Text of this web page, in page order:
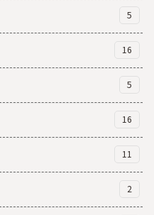
5
16
5
16
11
2